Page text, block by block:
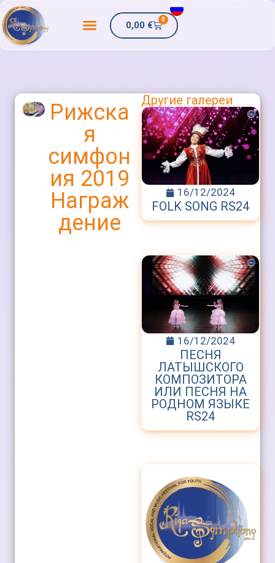
0,00 €
0
Рижска
я
симфон
ия 2019
Награж
дение
Другие галереи
16/12/2024
FOLK SONG RS24
16/12/2024
ПЕСНЯ
ЛАТЫШСКОГО
КОМПОЗИТОРА
ИЛИ ПЕСНЯ НА
РОДНОМ ЯЗЫКЕ
RS24